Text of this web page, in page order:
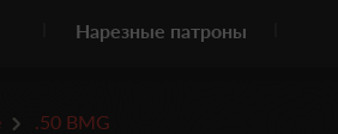
Нарезные патроны
.50 BMG